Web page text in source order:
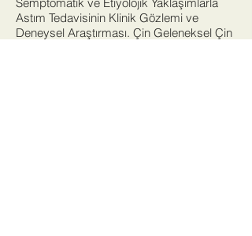
Astım Tedavisinin Klinik Gözlemi ve
Deneysel Araştırması. Çin Geleneksel Çin